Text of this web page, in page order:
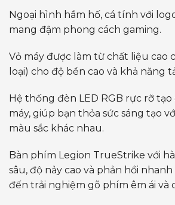
Ngoại hình hầm hố, cá tính với
mang đậm phong cách gaming.
Vỏ máy được làm từ chất liệu cao
loại) cho độ bền cao và khả năng
Hệ thống đèn LED RGB rực rỡ
máy, giúp bạn thỏa sức sáng tạo
màu sắc khác nhau.
Bàn phím Legion TrueStrike với
sâu, độ nảy cao và phản hồi
đến trải nghiệm gõ phím êm ái và